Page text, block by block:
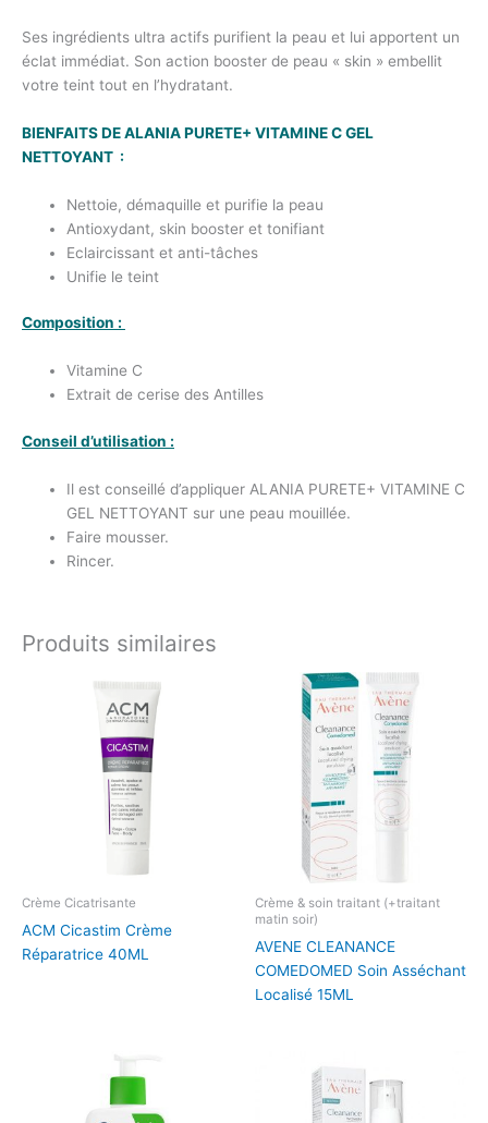
Ses ingrédients ultra actifs purifient la peau et lui apportent un
éclat immédiat. Son action booster de peau « skin » embellit
votre teint tout en l’hydratant.
BIENFAITS DEALANIA PURETE+ VITAMINE C GEL
NETTOYANT :
Nettoie, démaquille et purifie la peau
Antioxydant, skin booster et tonifiant
Eclaircissant et anti-tâches
Unifie le teint
Composition :
Vitamine C
Extrait de cerise des Antilles
Conseil d’utilisation :
Il est conseillé d’appliquer ALANIA PURETE+ VITAMINE C
GEL NETTOYANT sur une peau mouillée.
Faire mousser.
Rincer.
Produits similaires
Crème Cicatrisante
ACM Cicastim Crème
Réparatrice 40ML
Crème & soin traitant (+traitant
matin soir)
AVENE CLEANANCE
COMEDOMED Soin Asséchant
Localisé 15ML